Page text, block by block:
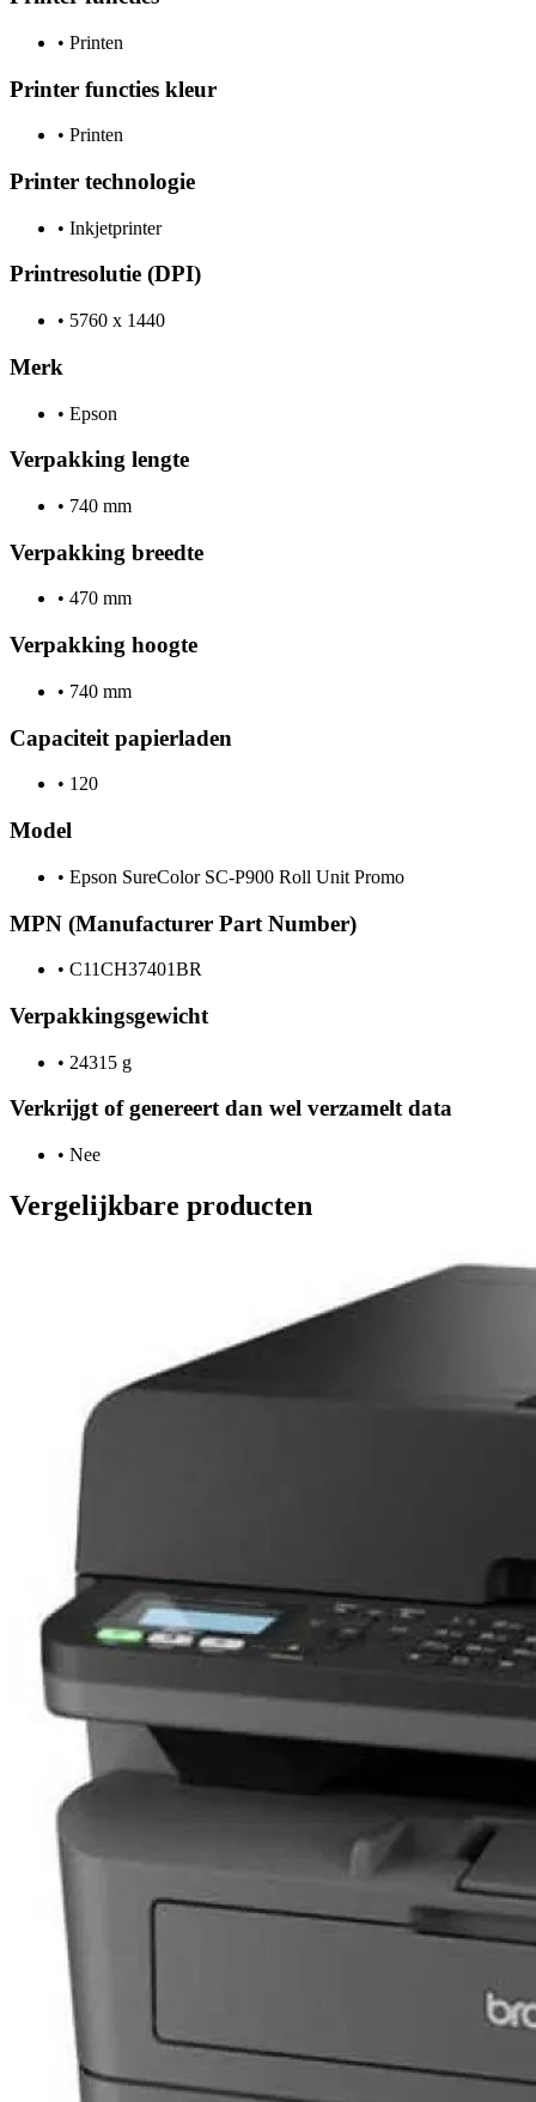
• Printen
Printer functies kleur
• Printen
Printer technologie
• Inkjetprinter
Printresolutie (DPI)
• 5760 x 1440
Merk
• Epson
Verpakking lengte
• 740 mm
Verpakking breedte
• 470 mm
Verpakking hoogte
• 740 mm
Capaciteit papierladen
• 120
Model
• Epson SureColor SC-P900 Roll Unit Promo
MPN (Manufacturer Part Number)
• C11CH37401BR
Verpakkingsgewicht
• 24315 g
Verkrijgt of genereert dan wel verzamelt data
• Nee
Vergelijkbare producten